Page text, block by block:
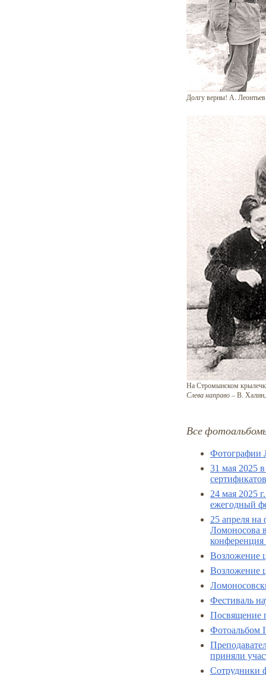
Долгу верны! А.
На Стромынском
Слева направо– В.
Все
Фотографии
31 мая 2025
24 мая 2025
ежегодный
25 апреля
Ломоносова
Возложение
Возложение
Фестиваль
Посвящение
Фотоальбом
приняли
Сотрудники